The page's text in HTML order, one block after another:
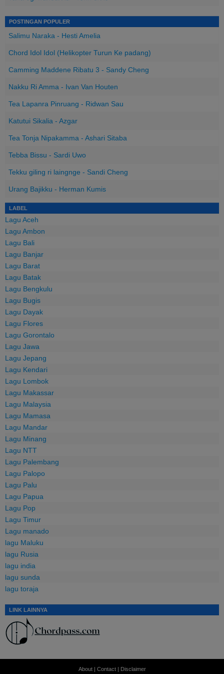
POSTINGAN POPULER
Salimu Naraka - Hesti Amelia
Chord Idol Idol (Helikopter Turun Ke padang)
Camming Maddene Ribatu 3 - Sandy Cheng
Nakku Ri Amma - Ivan Van Houten
Tea Lapanra Pinruang - Ridwan Sau
Katutui Sikalia - Azgar
Tea Tonja Nipakamma - Ashari Sitaba
Tebba Bissu - Sardi Uwo
Tekku giling ri laingnge - Sandi Cheng
Urang Bajikku - Herman Kumis
LABEL
Lagu Aceh
Lagu Ambon
Lagu Bali
Lagu Banjar
Lagu Barat
Lagu Batak
Lagu Bengkulu
Lagu Bugis
Lagu Dayak
Lagu Flores
Lagu Gorontalo
Lagu Jawa
Lagu Jepang
Lagu Kendari
Lagu Lombok
Lagu Makassar
Lagu Malaysia
Lagu Mamasa
Lagu Mandar
Lagu Minang
Lagu NTT
Lagu Palembang
Lagu Palopo
Lagu Palu
Lagu Papua
Lagu Pop
Lagu Timur
Lagu manado
lagu Maluku
lagu Rusia
lagu india
lagu sunda
lagu toraja
LINK LAINNYA
About| Contact| Disclaimer